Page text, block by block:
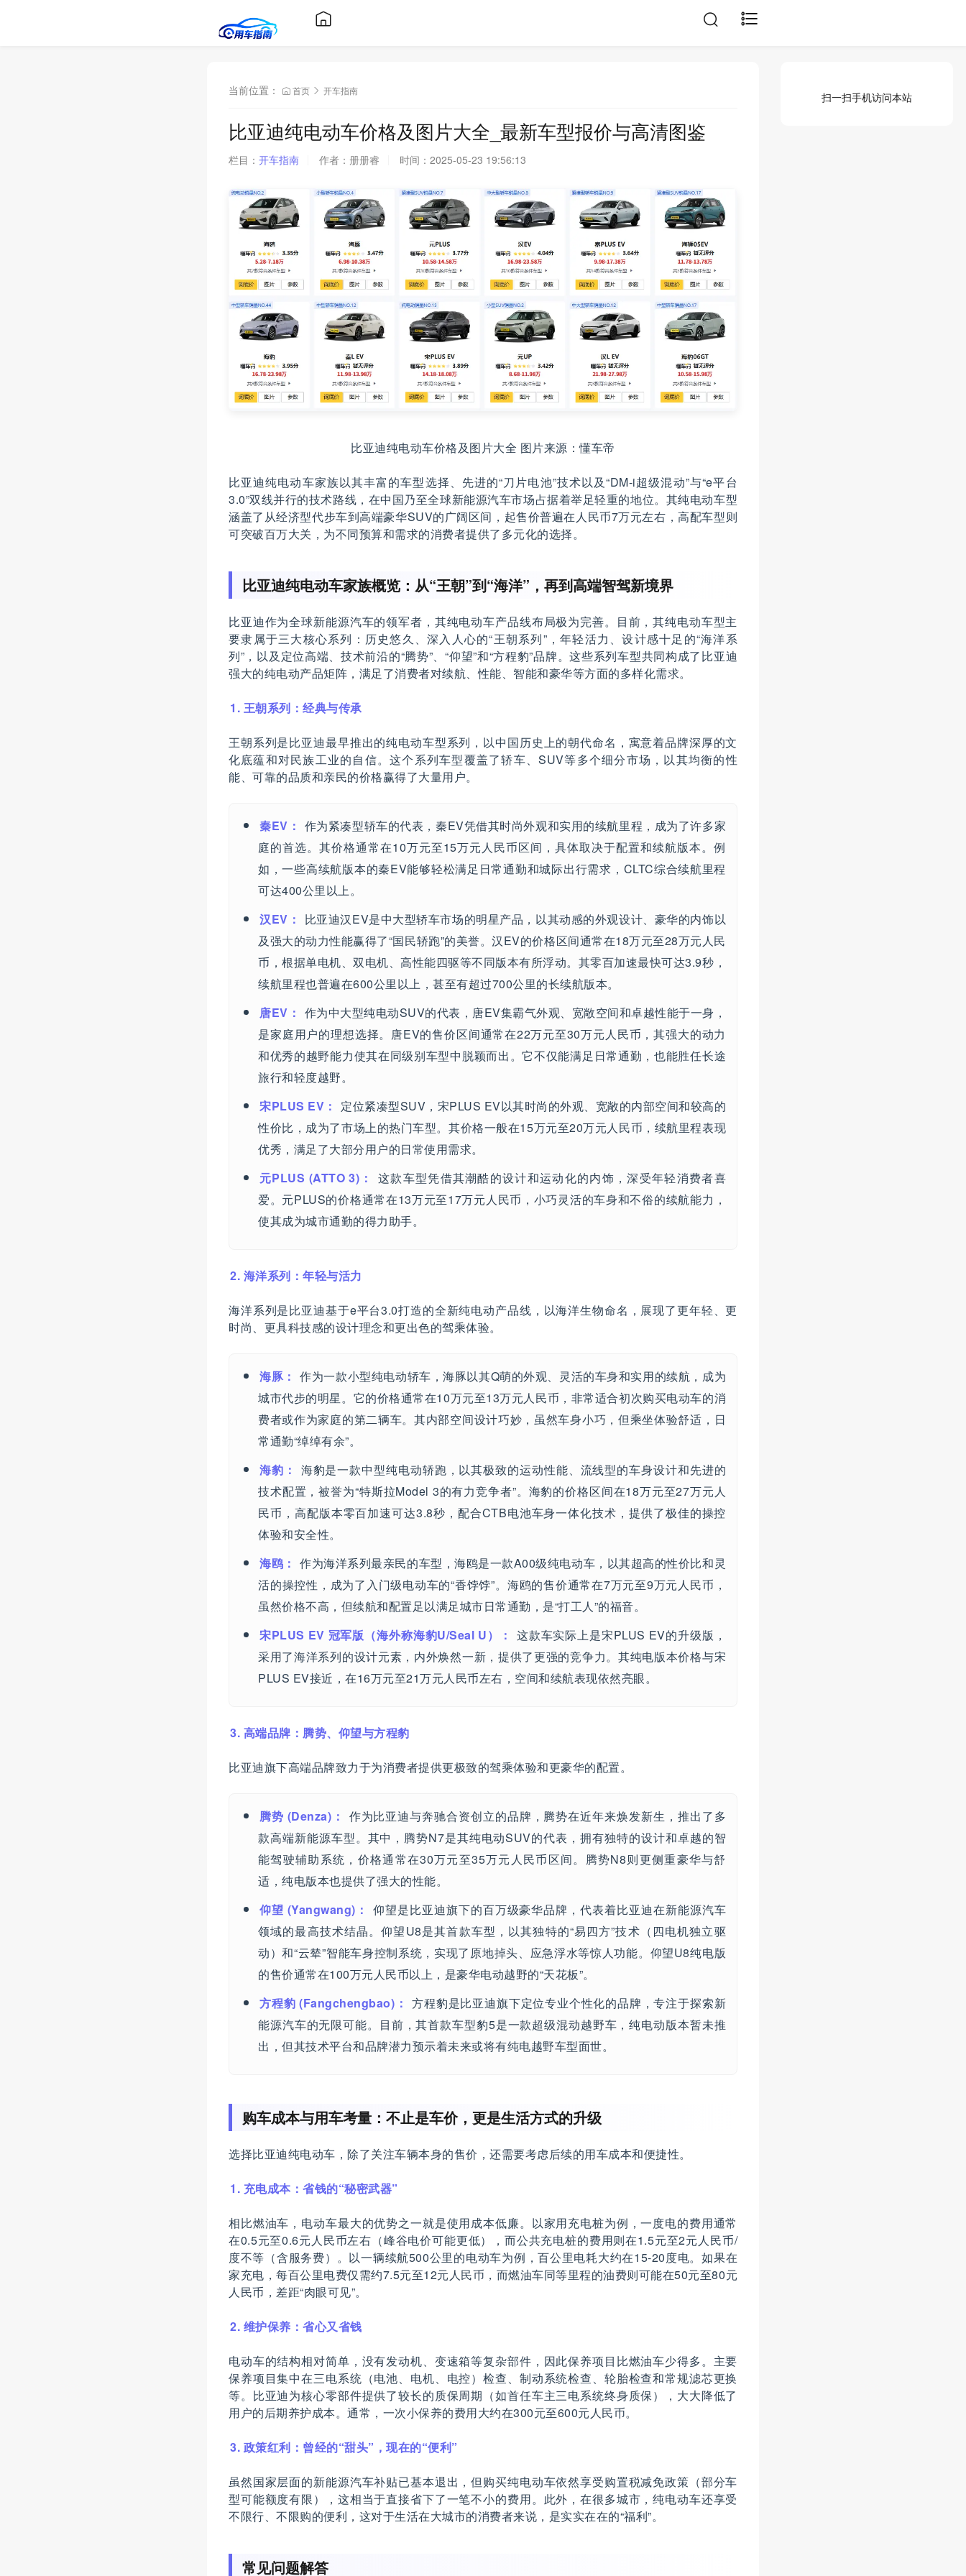
当前位置： 首页 开车指南
比亚迪纯电动车价格及图片大全_最新车型报价与高清图鉴
栏目： 开车指南 作者： 册册睿 时间： 2025-05-23 19:56:13
比亚迪纯电动车价格及图片大全 图片来源：懂车帝
比亚迪纯电动车家族以其丰富的车型选择、先进的“刀片电池”技术以及“DM-i超级混动”与“e平台
3.0”双线并行的技术路线，在中国乃至全球新能源汽车市场占据着举足轻重的地位。其纯电动车型
涵盖了从经济型代步车到高端豪华SUV的广阔区间，起售价普遍在人民币7万元左右，高配车型则
可突破百万大关，为不同预算和需求的消费者提供了多元化的选择。
比亚迪纯电动车家族概览：从“王朝”到“海洋”，再到高端智驾新境界
比亚迪作为全球新能源汽车的领军者，其纯电动车产品线布局极为完善。目前，其纯电动车型主
要隶属于三大核心系列：历史悠久、深入人心的“王朝系列”，年轻活力、设计感十足的“海洋系
列”，以及定位高端、技术前沿的“腾势”、“仰望”和“方程豹”品牌。这些系列车型共同构成了比亚迪
强大的纯电动产品矩阵，满足了消费者对续航、性能、智能和豪华等方面的多样化需求。
1. 王朝系列：经典与传承
王朝系列是比亚迪最早推出的纯电动车型系列，以中国历史上的朝代命名，寓意着品牌深厚的文
化底蕴和对民族工业的自信。这个系列车型覆盖了轿车、SUV等多个细分市场，以其均衡的性
能、可靠的品质和亲民的价格赢得了大量用户。
秦EV： 作为紧凑型轿车的代表，秦EV凭借其时尚外观和实用的续航里程，成为了许多家
庭的首选。其价格通常在10万元至15万元人民币区间，具体取决于配置和续航版本。例
如，一些高续航版本的秦EV能够轻松满足日常通勤和城际出行需求，CLTC综合续航里程
可达400公里以上。
汉EV：
比亚迪汉EV是中大型轿车市场的明星产品，以其动感的外观设计、豪华的内饰以
及强大的动力性能赢得了“国民轿跑”的美誉。汉EV的价格区间通常在18万元至28万元人民
币，根据单电机、双电机、高性能四驱等不同版本有所浮动。其零百加速最快可达3.9秒，
续航里程也普遍在600公里以上，甚至有超过700公里的长续航版本。
唐EV： 作为中大型纯电动SUV的代表，唐EV集霸气外观、宽敞空间和卓越性能于一身，
是家庭用户的理想选择。唐EV的售价区间通常在22万元至30万元人民币，其强大的动力
和优秀的越野能力使其在同级别车型中脱颖而出。它不仅能满足日常通勤，也能胜任长途
旅行和轻度越野。
宋PLUS EV：
定位紧凑型SUV，宋PLUS EV以其时尚的外观、宽敞的内部空间和较高的
性价比，成为了市场上的热门车型。其价格一般在15万元至20万元人民币，续航里程表现
优秀，满足了大部分用户的日常使用需求。
元PLUS (ATTO 3)：
这款车型凭借其潮酷的设计和运动化的内饰，深受年轻消费者喜
爱。元PLUS的价格通常在13万元至17万元人民币，小巧灵活的车身和不俗的续航能力，
使其成为城市通勤的得力助手。
2. 海洋系列：年轻与活力
海洋系列是比亚迪基于e平台3.0打造的全新纯电动产品线，以海洋生物命名，展现了更年轻、更
时尚、更具科技感的设计理念和更出色的驾乘体验。
海豚： 作为一款小型纯电动轿车，海豚以其Q萌的外观、灵活的车身和实用的续航，成为
城市代步的明星。它的价格通常在10万元至13万元人民币，非常适合初次购买电动车的消
费者或作为家庭的第二辆车。其内部空间设计巧妙，虽然车身小巧，但乘坐体验舒适，日
常通勤“绰绰有余”。
海豹：
海豹是一款中型纯电动轿跑，以其极致的运动性能、流线型的车身设计和先进的
技术配置，被誉为“特斯拉Model 3的有力竞争者”。海豹的价格区间在18万元至27万元人
民币，高配版本零百加速可达3.8秒，配合CTB电池车身一体化技术，提供了极佳的操控
体验和安全性。
海鸥： 作为海洋系列最亲民的车型，海鸥是一款A00级纯电动车，以其超高的性价比和灵
活的操控性，成为了入门级电动车的“香饽饽”。海鸥的售价通常在7万元至9万元人民币，
虽然价格不高，但续航和配置足以满足城市日常通勤，是“打工人”的福音。
宋PLUS EV 冠军版（海外称海豹U/Seal U）：
这款车实际上是宋PLUS EV的升级版，
采用了海洋系列的设计元素，内外焕然一新，提供了更强的竞争力。其纯电版本价格与宋
PLUS EV接近，在16万元至21万元人民币左右，空间和续航表现依然亮眼。
3. 高端品牌：腾势、仰望与方程豹
比亚迪旗下高端品牌致力于为消费者提供更极致的驾乘体验和更豪华的配置。
腾势 (Denza)：
作为比亚迪与奔驰合资创立的品牌，腾势在近年来焕发新生，推出了多
款高端新能源车型。其中，腾势N7是其纯电动SUV的代表，拥有独特的设计和卓越的智
能驾驶辅助系统，价格通常在30万元至35万元人民币区间。腾势N8则更侧重豪华与舒
适，纯电版本也提供了强大的性能。
仰望 (Yangwang)：
仰望是比亚迪旗下的百万级豪华品牌，代表着比亚迪在新能源汽车
领域的最高技术结晶。仰望U8是其首款车型，以其独特的“易四方”技术（四电机独立驱
动）和“云辇”智能车身控制系统，实现了原地掉头、应急浮水等惊人功能。仰望U8纯电版
的售价通常在100万元人民币以上，是豪华电动越野的“天花板”。
方程豹 (Fangchengbao)： 方程豹是比亚迪旗下定位专业个性化的品牌，专注于探索新
能源汽车的无限可能。目前，其首款车型豹5是一款超级混动越野车，纯电动版本暂未推
出，但其技术平台和品牌潜力预示着未来或将有纯电越野车型面世。
购车成本与用车考量：不止是车价，更是生活方式的升级
选择比亚迪纯电动车，除了关注车辆本身的售价，还需要考虑后续的用车成本和便捷性。
1. 充电成本：省钱的“秘密武器”
相比燃油车，电动车最大的优势之一就是使用成本低廉。以家用充电桩为例，一度电的费用通常
在0.5元至0.6元人民币左右（峰谷电价可能更低），而公共充电桩的费用则在1.5元至2元人民币/
度不等（含服务费）。以一辆续航500公里的电动车为例，百公里电耗大约在15-20度电。如果在
家充电，每百公里电费仅需约7.5元至12元人民币，而燃油车同等里程的油费则可能在50元至80元
人民币，差距“肉眼可见”。
2. 维护保养：省心又省钱
电动车的结构相对简单，没有发动机、变速箱等复杂部件，因此保养项目比燃油车少得多。主要
保养项目集中在三电系统（电池、电机、电控）检查、制动系统检查、轮胎检查和常规滤芯更换
等。比亚迪为核心零部件提供了较长的质保周期（如首任车主三电系统终身质保），大大降低了
用户的后期养护成本。通常，一次小保养的费用大约在300元至600元人民币。
3. 政策红利：曾经的“甜头”，现在的“便利”
虽然国家层面的新能源汽车补贴已基本退出，但购买纯电动车依然享受购置税减免政策（部分车
型可能额度有限），这相当于直接省下了一笔不小的费用。此外，在很多城市，纯电动车还享受
不限行、不限购的便利，这对于生活在大城市的消费者来说，是实实在在的“福利”。
常见问题解答
扫一扫手机访问本站